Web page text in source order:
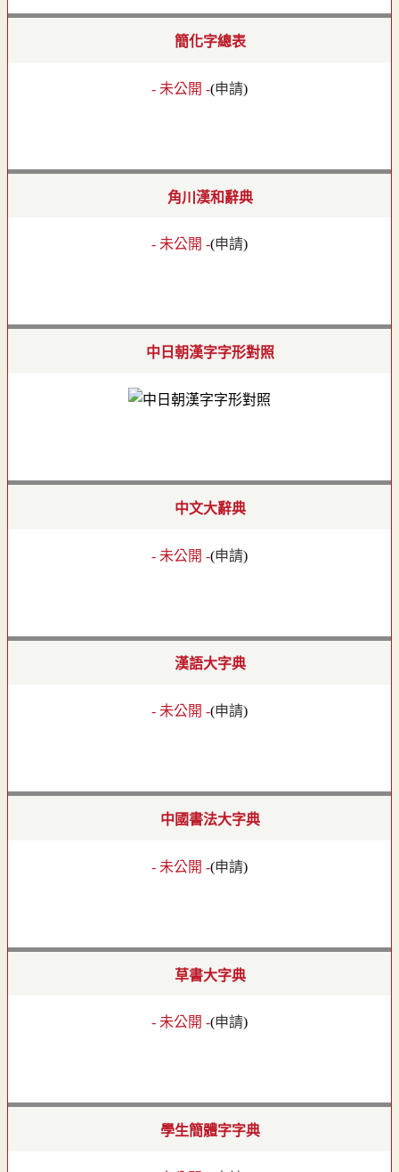
簡化字總表
- 未公開 -(申請)
角川漢和辭典
- 未公開 -(申請)
中日朝漢字字形對照
中文大辭典
- 未公開 -(申請)
漢語大字典
- 未公開 -(申請)
中國書法大字典
- 未公開 -(申請)
草書大字典
- 未公開 -(申請)
學生簡體字字典